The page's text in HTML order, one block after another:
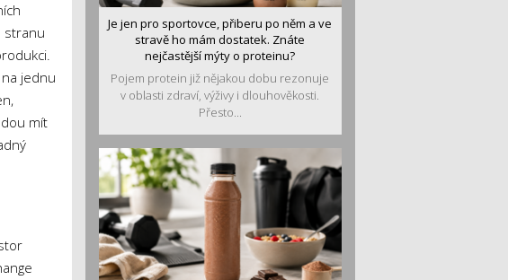
stranu
jednu
mít
Je jen pro sportovce, přiberu po něm a ve
stravě ho mám dostatek. Znáte
nejčastější mýty o proteinu?
Pojem protein již nějakou dobu rezonuje
v oblasti zdraví, výživy i dlouhověkosti.
Přesto...